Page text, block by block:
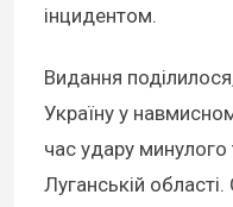
інцидентом.
Видання
Україну у
час удару
Луганській